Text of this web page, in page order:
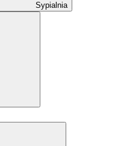
Sypialnia